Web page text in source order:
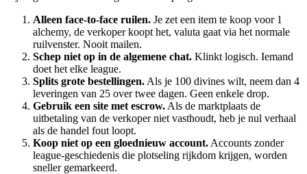
Alleen face-to-face ruilen. Je zet een item te koop voor 1
alchemy, de verkoper koopt het, valuta gaat via het normale
ruilvenster. Nooit mailen.
Schep niet op in de algemene chat. Klinkt logisch. Iemand
doet het elke league.
Splits grote bestellingen. Als je 100 divines wilt, neem dan 4
leveringen van 25 over twee dagen. Geen enkele drop.
Gebruik een site met escrow. Als de marktplaats de
uitbetaling van de verkoper niet vasthoudt, heb je nul verhaal
als de handel fout loopt.
Koop niet op een gloednieuw account. Accounts zonder
league-geschiedenis die plotseling rijkdom krijgen, worden
sneller gemarkeerd.